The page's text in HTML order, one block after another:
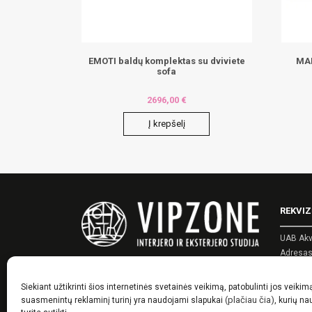
Siekiant užtikrinti šios internetinės svetainės veikimą, patobulinti jos
suasmenintų reklaminį turinį yra naudojami slapukai (plačiau čia), kurių
EMOTI baldų komplektas su dviviete
sofa
2696,00 €
Į krepšelį
UAB
PVM